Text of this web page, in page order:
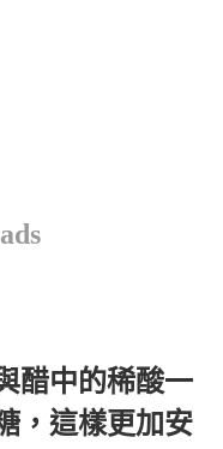
醋中的稀酸一
，這樣更加安